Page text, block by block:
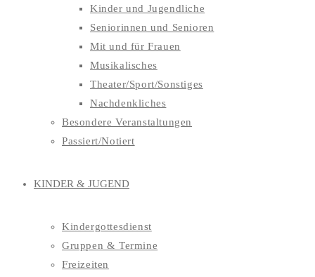
Kinder und Jugendliche
Seniorinnen und Senioren
Mit und für Frauen
Musikalisches
Theater/Sport/Sonstiges
Nachdenkliches
Besondere Veranstaltungen
Passiert/Notiert
KINDER & JUGEND
Kindergottesdienst
Gruppen & Termine
Freizeiten